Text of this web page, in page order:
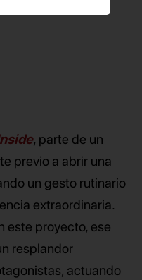
, parte de un
previo a abrir una
un gesto rutinario
extraordinaria.
este proyecto, ese
resplandor
actuando